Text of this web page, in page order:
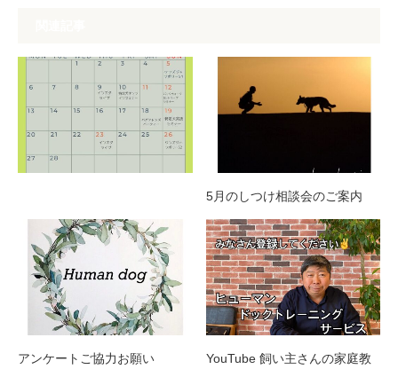
5月のしつけ相談会のご案内
アンケートご協力お願い
YouTube 飼い主さんの家庭教